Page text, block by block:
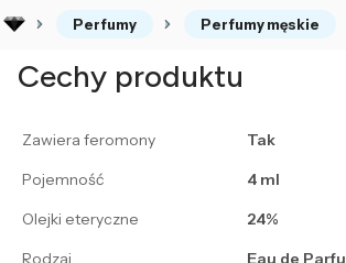
Perfumy Perfumy męskie
Cechy produktu
Zawiera feromony
Tak
Pojemność
4 ml
Olejki eteryczne
24%
Rodzaj
Eau de